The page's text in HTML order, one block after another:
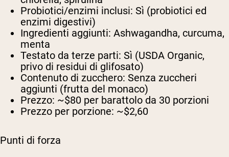
Probiotici/enzimi inclusi: Sì (probiotici ed
enzimi digestivi)
Ingredienti aggiunti: Ashwagandha, curcuma,
menta
Testato da terze parti: Sì (USDA Organic,
privo di residui di glifosato)
Contenuto di zucchero: Senza zuccheri
aggiunti (frutta del monaco)
Prezzo: ~$80 per barattolo da 30 porzioni
Prezzo per porzione: ~$2,60
Punti di forza